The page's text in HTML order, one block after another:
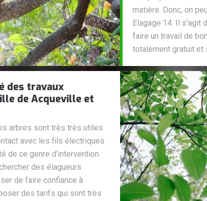
matière. Donc, on
Elagage 14. Il s'agit
faire un travail de
totalement gratuit et
des travaux
de Acqueville et
arbres sont très très utiles
avec les fils électriques
de ce genre d'intervention
des élagueurs
de faire confiance à
des tarifs qui sont très